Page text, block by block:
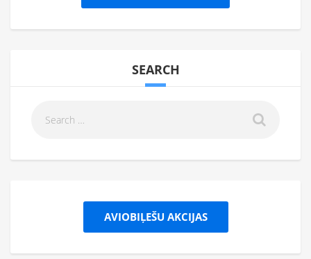
SEARCH
AVIOBIĻEŠU AKCIJAS